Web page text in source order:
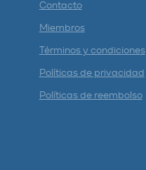
Contacto
Miembros
Términos y condiciones
Políticas de privacidad
Políticas de reembolso